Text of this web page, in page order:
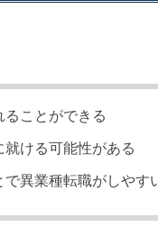
ることができる
ける可能性がある
異業種転職がしやす